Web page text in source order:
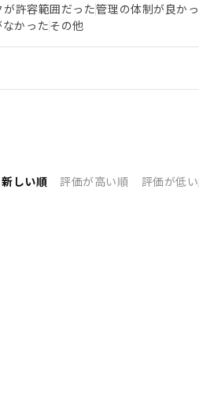
が許容範囲だった管理の体制が良か
かったその他
新しい順 評価が高い順 評価が低